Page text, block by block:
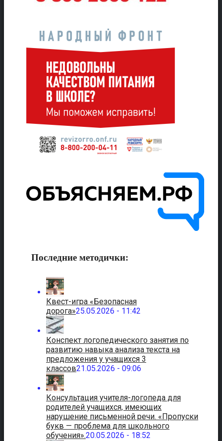
Последние методички:
Квест-игра «Безопасная
дорога»25.05.2026 - 11:42
Конспект логопедического занятия по
развитию навыка анализа текста на
предложения у учащихся 3
классов21.05.2026 - 09:06
Консультация учителя-логопеда для
родителей учащихся, имеющих
нарушение письменной речи. «Пропуски
букв — проблема для школьного
обучения».20.05.2026 - 18:52